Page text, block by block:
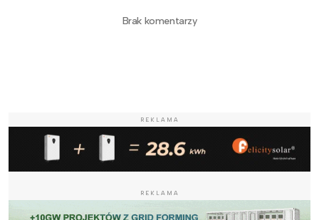
Brak komentarzy
REKLAMA
REKLAMA